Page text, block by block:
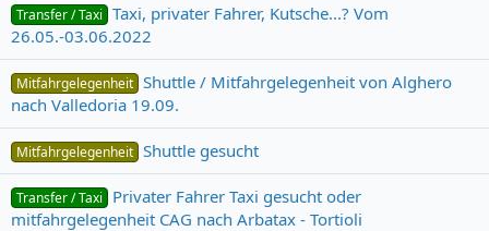
Transfer / Taxi
Taxi, privater Fahrer, Kutsche...? Vom
26.05.-03.06.2022
Mitfahrgelegenheit Shuttle / Mitfahrgelegenheit von Alghero
nach Valledoria 19.09.
Mitfahrgelegenheit Shuttle gesucht
Transfer / Taxi
Privater Fahrer Taxi gesucht oder
mitfahrgelegenheit CAG nach Arbatax - Tortioli